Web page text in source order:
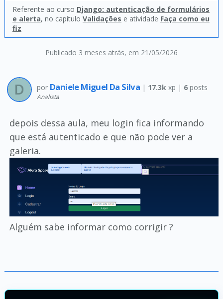
Publicado 3 meses atrás, em 21/05/2026
Referente ao curso Django: autenticação de formulários
e alerta, no capítulo Validações e atividade Faça como eu
fiz
por Daniele Miguel Da Silva | 17.3k xp | 6posts
Analista
depois dessa aula, meu login fica informando
que está autenticado e que não pode ver a
galeria.
Alguém sabe informar como corrigir ?